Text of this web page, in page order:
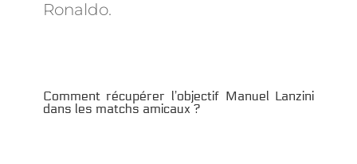
Ronaldo.
Comment récupérer l’objectif Manuel Lanzini
dans les matchs amicaux ?